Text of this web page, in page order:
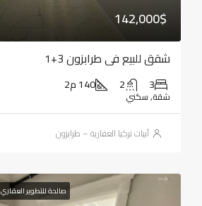
142,000$
شقق للبيع في طرابزون 3+1
3
2 140 م2
شقة, سكني
أبيات تركيا العقارية – طرابزون
صالحة للتطوير العقاري